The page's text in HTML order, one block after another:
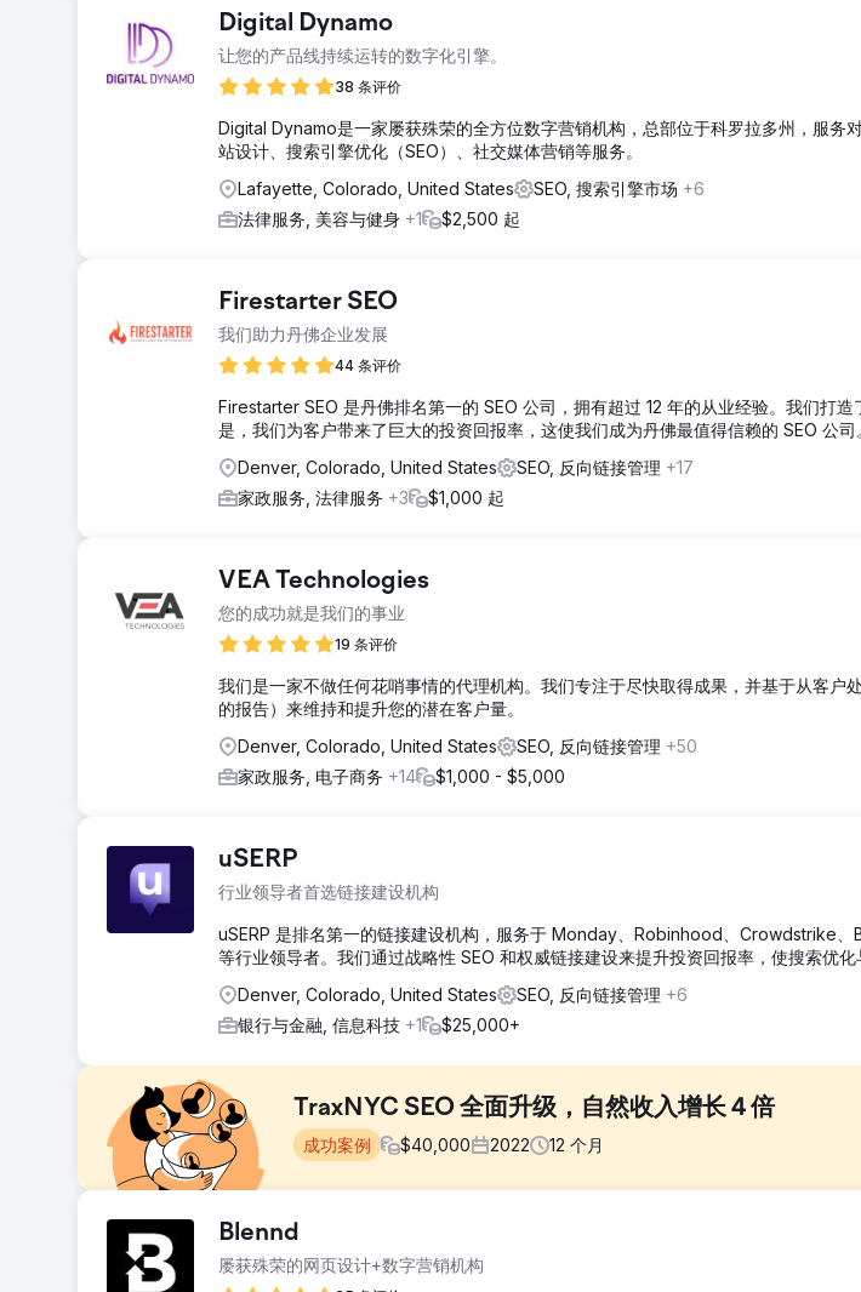
Digital Dynamo
让您的产品线持续运转的数字化引擎。
38 条评价
Digital Dynamo是一家屡获殊荣的全方位数字营销机构，总部位于科罗拉多州，服务
站设计、搜索引擎优化（SEO）、社交媒体营销等服务。
Lafayette, Colorado, United States
SEO, 搜索引擎市场 +6
法律服务, 美容与健身 +1 $2,500 起
Firestarter SEO
我们助力丹佛企业发展
44 条评价
Firestarter SEO 是丹佛排名第一的 SEO 公司，拥有超过 12 年的从业经验。我们打
是，我们为客户带来了巨大的投资回报率，这使我们成为丹佛最值得信赖的 SEO 公司
Denver, Colorado, United States
SEO, 反向链接管理 +17
家政服务, 法律服务 +3 $1,000 起
VEA Technologies
您的成功就是我们的事业
19 条评价
我们是一家不做任何花哨事情的代理机构。我们专注于尽快取得成果，并基于从客户
的报告）来维持和提升您的潜在客户量。
Denver, Colorado, United States
SEO, 反向链接管理 +50
家政服务, 电子商务 +14 $1,000 - $5,000
uSERP
行业领导者首选链接建设机构
uSERP 是排名第一的链接建设机构，服务于 Monday、Robinhood、Crowdstrike
等行业领导者。我们通过战略性 SEO 和权威链接建设来提升投资回报率，使搜索优化
Denver, Colorado, United States
SEO, 反向链接管理 +6
银行与金融, 信息科技 +1 $25,000+
TraxNYC SEO 全面升级，自然收入增长 4 倍
成功案例 $40,000 2022 12 个月
挑战
主要障碍包括：技术限制：React 前端和 PHP 后端导致开发环境分散，延缓了 SEO 的实施。被动
SEO 团队协商，导致问题反复出现。竞争激烈的市场：在竞争激烈的嘻哈/奢侈珠宝行业中运营，需
Blennd
屡获殊荣的网页设计+数字营销机构